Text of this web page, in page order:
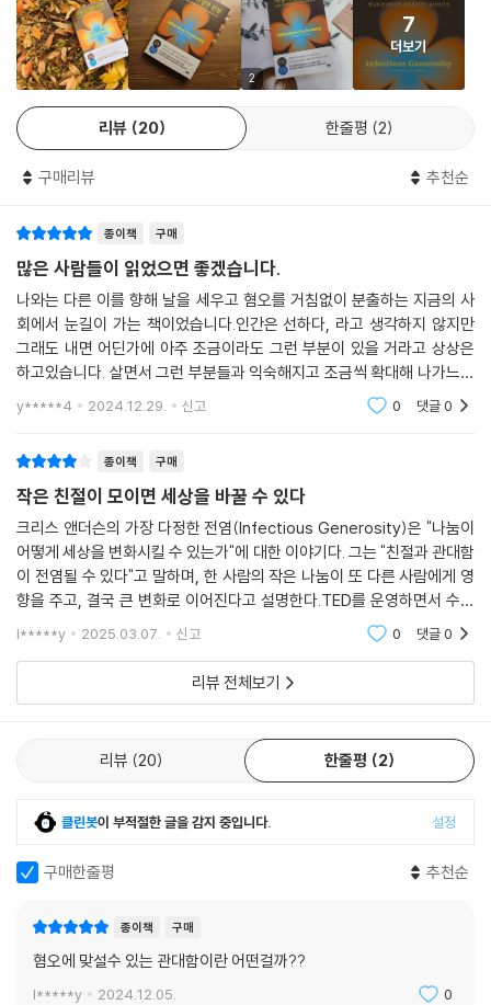
아이디어는 간단하다. 카페 고객들이 다른 사람의 커피값을 한 잔 더 계산
해서 누구든 마실 수 있게 하는 것이다. 보통은 가난한 사람이나 노숙자가
이용하지만, 때로는 힘든 하루를 보낸 사람이 요청할 수도 있다. 낯선 사람
의 작은 친절은 그들이 중요한 사람임을 일깨워 주고 고달픈 삶을 견디도
록, 심지어 아름답게 느끼도록 해 준다. 호의를 베푸는 데 엄청난 비용과 시
간이 들지도 않는다. 그저 당신이 막 음미하려는 작은 사치를 다른 누군가
도 간절히 원한다는 사실을 기억하면 된다. 그러면 그들에게 선뜻 그 선물
--- 「6장 누구나 줄 수 있는 여섯 가지 선물」 중에서
우리의 정체성은 우리 자신에게 들려주는 이야기에 따라 형성된다. 즉 듣
는 대로 믿고, 믿는 대로 우리가 누구인지를 결정하게 된다. 그런데 우리는
세상을 실제보다 더 나쁜 곳이라고 믿도록 스스로 속이고 있다. 그것도 아
주 효과적으로. 이런 잘못된 믿음 때문에 우리는 덜 신뢰하고 덜 희망적이
며, 이 문제를 해결할 수 있다는 생각조차 못 하는 것이다. 본의 아니게 분
--- 「8장 착한 뉴스를 전파하라」 중에서
인간은 누구나 남들에게 베풀 잠재력이 있습니다. 베풀고 싶은 충동은 우
리 내면 깊숙한 곳에 자리 잡고 있으며, 타인의 욕구에 마음을 열기만 해도
쉽게 깨어날 수 있습니다. 우리의 시간과 돈, 창의력을 나눠 주면, 그에 상
응하는 반응이 일어납니다. 일단 시작되면 관대함은 들불처럼 번질 수 있
습니다. 한 사람에서 다음 사람으로 전달되면서 감동의 물결이 퍼져 나갑
니다. 인간의 선한 능력을 집단적으로 목격할 때, 우리는 오늘날 만연한 냉
--- 「에필로그」 중에서
타인을 향한 관심과 연민,
돕고 나누고 베풀려는 인간의 선한 충동은
바이러스처럼 전염될 수 있다
불안과 공포를 조장하는 자극적인 뉴스들이 눈길을 사로잡기에 상대적으
로 가려져 있을 뿐, 선행은 늘 도처에서 일어나고 있다. 조슈아라는 미용사
는 어느 날 퇴근길에 마주친 노숙자를 그냥 지나치지 않고, 다가가서 인사
보고 충격받은 울프라는 여성은 자신이 정신과 의사도 심리치료사도 아니
지만 뭐라도 해야겠다는 생각에, 희망과 용기의 메시지를 담은 표지판을
제작해 지역 주민들에게 마당에 세워 달라고 부탁했다. 지팡이 없이는 걷
기도 힘든 99세의 무어는 코로나19로 궁지에 몰린 의료진을 돕겠다며 자
기 집 정원 100바퀴 돌기 챌린지로 모금 운동을 벌였다. 이들은 결코 대단
한 부자도, 기발한 천재도 아니다. 오늘 지하철에서 지친 내게 자리를 양보
해 준 사람, 낯선 동네에서 헤맬 때 친절하게 길을 알려 준 사람처럼 지극히
평범한 이웃들일 뿐이다.
인간에게는 받은 대로 돌려주려는 성향이 있어서, 악행에는 복수심이, 선
행에는 보답하고자 하는 욕구가 뒤따른다. 적대감은 적대감을 낳고 친절은
친절을 낳는 것이다. 게다가 꼭 자신이 친절의 수혜자가 되지 않더라도, 누
군가가 제삼자에게 선행을 베푸는 모습을 보거나 듣기만 해도 영향을 받는
다. 니콜라스 크리스타키스 같은 연구자는 특정 행동이 인간 네트워크를
통해 극적으로 퍼져 나간다는 사실을 보여 주었는데, 관대한 행동의 경우
조너선 하이트가 말한 ‘도덕적 고양(moral elevation)’에 의해 그 효과가
증폭된다. 타인의 선행을 목격하면 따뜻한 감정이 들면서 그 행동을 따르
고 싶게 되고, 결국 친절의 연쇄반응이 일어난다.
폭시킬 잠재력이 있다. 머리를 깎는 동안 노숙자가 들려준 인생 사연에 감
명받은 조슈아는 틈만 나면 거리로 나가 노숙자들의 공짜 미용사를 자처했
다. 그가 노숙자들의 다양한 사연과 헤어컷 사진을 #DoSomethingFor
Nothing(대가를 바라지 말고 뭐든 하라) 해시태그와 함께 인스타그램에
올려 화제가 되면서, 이는 하나의 사회운동으로 자리 잡았다. 울프의 표지
판과 무어의 챌린지도 소셜 미디어에서 입소문을 타면서 예상치 못한 성과
표했던 금액을 훌쩍 넘어 무려 3200만 파운드(한화로 540억 원)를 모금
했다. 어떤 사람은 자살을 시도하러 가던 길에 울프가 제작한, ‘포기하지 마
세요’라고 쓰인 표지판을 보고 그길로 집에 돌아가 가족에게 우울증을 털
모르겠다면 이 책을 읽으라.
- 빌 게이츠 (마이크로소프트 설립자)
경고: 이 책을 읽고 나면, 당장 행동에 나서고 싶은 참을 수 없는 충동을 느
낄 수 있다.
된 책이다. 책장을 넘길 때마다 기쁨이 차올랐고, 끝내 영감과 희망을 얻었
다.
- 엘리자베스 길버트 (『먹고, 기도하고, 사랑하라』 저자)
2
7
더보기
리뷰 20 한줄평 2
구매리뷰 추천순
종이책 구매
많은 사람들이 읽었으면 좋겠습니다.
나와는 다른 이를 향해 날을 세우고 혐오를 거침없이 분출하는 지금의 사
회에서 눈길이 가는 책이었습니다.인간은 선하다, 라고 생각하지 않지만
그래도 내면 어딘가에 아주 조금이라도 그런 부분이 있을 거라고 상상은
하고있습니다. 살면서 그런 부분들과 익숙해지고 조금씩 확대해 나가느냐
의 차이가 있겠지만 그렇지 않더라도 혹은 쓸모없다 생각이 들지라도 정말
로 많은 사람들이 읽
y*****4 2024.12.29. 신고 0 댓글0
종이책 구매
작은 친절이 모이면 세상을 바꿀 수 있다
크리스 앤더슨의 가장 다정한 전염(Infectious Generosity)은 "나눔이
어떻게 세상을 변화시킬 수 있는가"에 대한 이야기다. 그는 "친절과 관대함
이 전염될 수 있다"고 말하며, 한 사람의 작은 나눔이 또 다른 사람에게 영
향을 주고, 결국 큰 변화로 이어진다고 설명한다.TED를 운영하면서 수많
은 사람들의 나눔을 본 그는, "우리가 베푼 선한 행동이 예상보다 훨씬 더
큰 파급 효과를 낼
l*****y 2025.03.07. 신고 0 댓글0
리뷰 전체보기
리뷰 20 한줄평 2
클린봇이 부적절한 글을 감지 중입니다. 설정
구매한줄평 추천순
종이책 구매
혐오에 맞설수 있는 관대함이란 어떤걸까??
l*****y 2024.12.05. 0